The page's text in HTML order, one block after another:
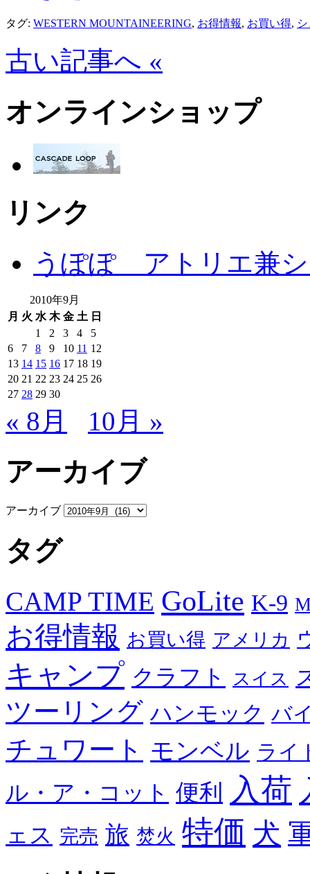
タグ: WESTERN MOUNTAINEERING, お得情報, お買い得,
古い記事へ «
オンラインショップ
リンク
うぽぽ アトリエ兼
2010年9月
月 火 水 木 金 土 日
1
2 3 4
5
6
7 8 9 10 11 12
13 14 15 16 17 18 19
20 21 22 23 24 25 26
27 28 29 30
« 8月 10月 »
アーカイブ
アーカイブ
タグ
CAMP TIME GoLite K-9
お得情報 お買い得 アメリカ
キャンプ クラフト スイス
ツーリング ハンモック バ
チュワート モンベル ライ
ル・ア・コット 便利 入荷
ェス 完売 旅 焚火 特価 犬